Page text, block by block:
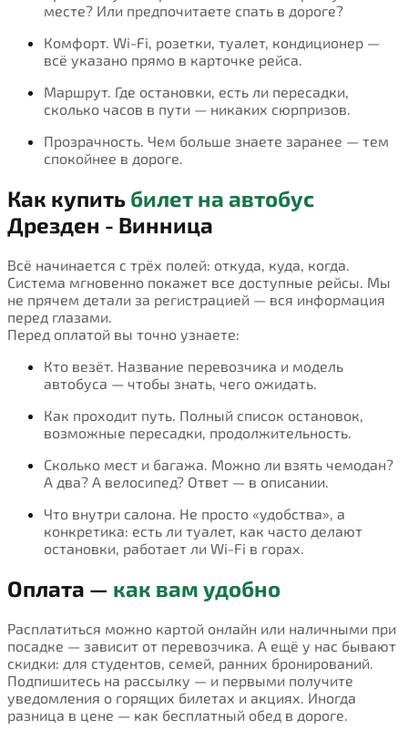
месте? Или предпочитаете спать в дороге?
Комфорт. Wi-Fi, розетки, туалет, кондиционер —
всё указано прямо в карточке рейса.
Маршрут. Где остановки, есть ли пересадки,
сколько часов в пути — никаких сюрпризов.
Прозрачность. Чем больше знаете заранее — тем
спокойнее в дороге.
Как купить билет на автобус
Дрезден - Винница
Всё начинается с трёх полей: откуда, куда, когда.
Система мгновенно покажет все доступные рейсы. Мы
не прячем детали за регистрацией — вся информация
перед глазами.
Перед оплатой вы точно узнаете:
Кто везёт. Название перевозчика и модель
автобуса — чтобы знать, чего ожидать.
Как проходит путь. Полный список остановок,
возможные пересадки, продолжительность.
Сколько мест и багажа. Можно ли взять чемодан?
А два? А велосипед? Ответ — в описании.
Что внутри салона. Не просто «удобства», а
конкретика: есть ли туалет, как часто делают
остановки, работает ли Wi-Fi в горах.
Оплата — как вам удобно
Расплатиться можно картой онлайн или наличными при
посадке — зависит от перевозчика. А ещё у нас бывают
скидки: для студентов, семей, ранних бронирований.
Подпишитесь на рассылку — и первыми получите
уведомления о горящих билетах и акциях. Иногда
разница в цене — как бесплатный обед в дороге.